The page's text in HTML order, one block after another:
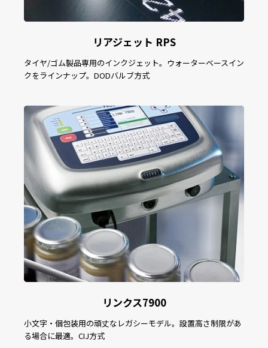
リアジェット RPS
タイヤ/ゴム製品専用のインクジェット。ウォーターベースイン
クをラインナップ。DODバルブ方式
リンクス7900
小文字・個包装用の頑丈なレガシーモデル。設置高さ制限があ
る場合に最適。CIJ方式